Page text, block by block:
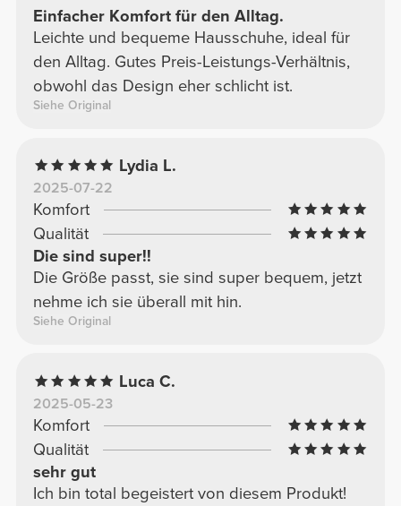
Einfacher Komfort für den Alltag.
Leichte und bequeme Hausschuhe, ideal für
den Alltag. Gutes Preis-Leistungs-Verhältnis,
obwohl das Design eher schlicht ist.
Siehe Original
Lydia L.
2025-07-22
Komfort
Qualität
Die sind super!!
Die Größe passt, sie sind super bequem, jetzt
nehme ich sie überall mit hin.
Siehe Original
Luca C.
2025-05-23
Komfort
Qualität
sehr gut
Ich bin total begeistert von diesem Produkt!